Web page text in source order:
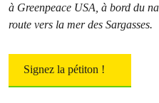
à Greenpeace USA, à bord du
route vers la mer des Sargasses.
Signez la pétiton !